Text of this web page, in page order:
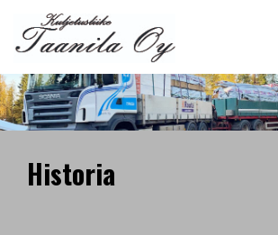
Historia